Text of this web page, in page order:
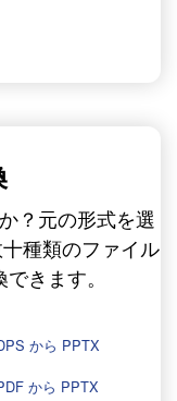
？元の形式を選
種類のファイル
きます。
から PPTX
から PPTX